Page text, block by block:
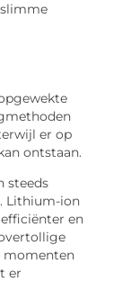
er op
ontstaan.
steeds
Lithium-ion
en
momenten
er